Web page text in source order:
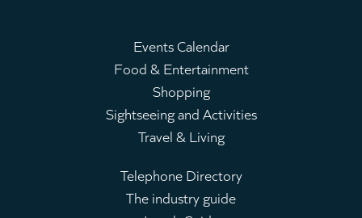
Huvudmeny
Events Calendar
Food & Entertainment
Shopping
Sightseeing and Activities
Travel & Living
Telephone Directory
The industry guide